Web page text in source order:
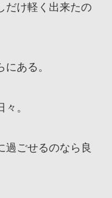
だけ軽く出来たの
ある。
。
過ごせるのなら良